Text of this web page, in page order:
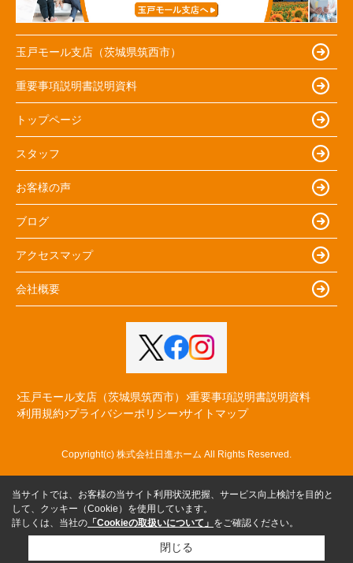
玉戸モール支店（茨城県筑西市）
重要事項説明書説明資料
トップページ
スタッフ
お客様の声
ブログ
アクセスマップ
会社概要
玉戸モール支店（茨城県筑西市）
重要事項説明書説明資料
利用規約 プライバシーポリシー サイトマップ
Copyright(c) 株式会社日進ホーム All Rights Reserved.
当サイトでは、お客様の当サイト利用状況把握、サービス向上検討を目的と
して、クッキー（Cookie）を使用しています。
詳しくは、当社の 「Cookieの取扱いについて」 をご確認ください。
閉じる